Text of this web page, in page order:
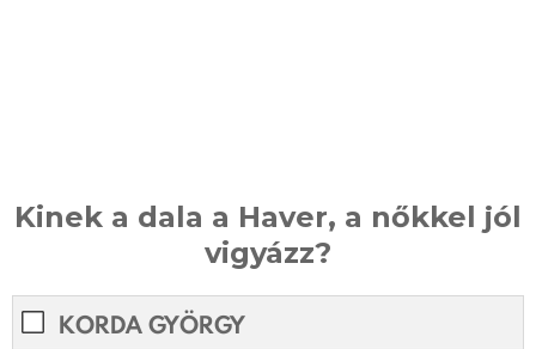
Kinek a dala a Haver, a nőkkel jól
vigyázz?
KORDA GYÖRGY